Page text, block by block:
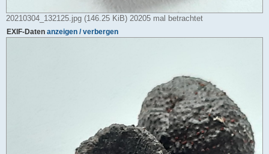
20210304_132125.jpg (146.25 KiB) 20205 mal betrachtet
EXIF-Daten anzeigen / verbergen